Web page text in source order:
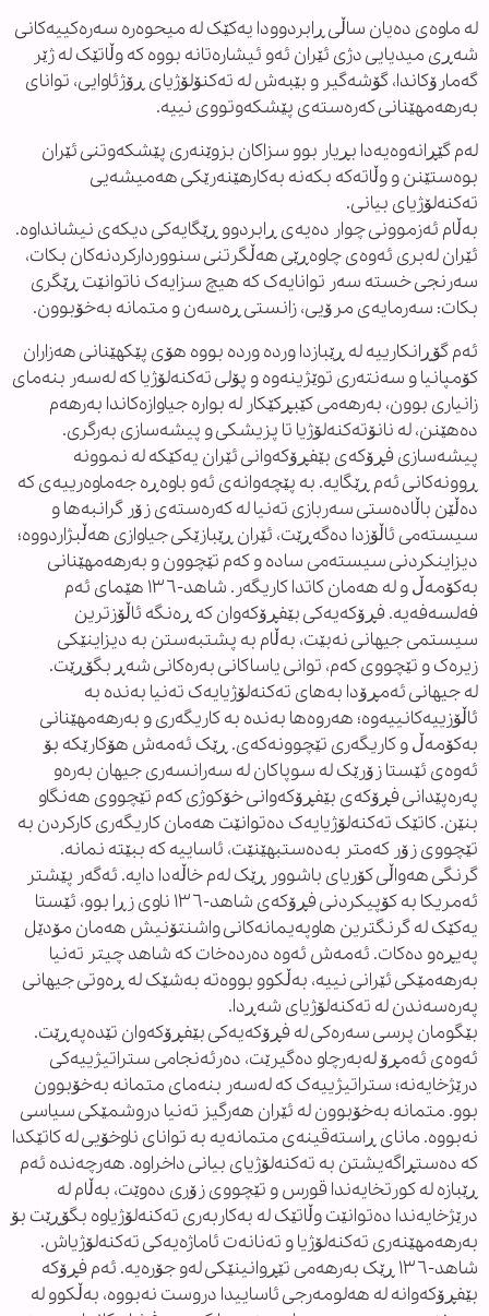
لە ماوەی دەیان ساڵی ڕابردوودا یەکێک لە میحوەرە سەرەکییەکانی
شەڕی میدیایی دژی ئێران ئەو ئیشارەتانە بووە کە وڵاتێک لە ژێر
گەمارۆکاندا، گۆشەگیر و بێبەش لە تەکنۆلۆژیای ڕۆژئاوایی، توانای
بەرهەمهێنانی کەرەستەی پێشکەوتووی نییە.
لەم گێڕانەوەیەدا بڕیار بوو سزاکان بزوێنەری پێشکەوتنی ئێران
بوەستێنن و وڵاتەکە بکەنە بەکارهێنەرێکی هەمیشەیی
تەکنەلۆژیای بیانی.
بەڵام ئەزموونی چوار دەیەی ڕابردوو ڕێگایەکی دیکەی نیشانداوە.
ئێران لەبری ئەوەی چاوەڕێی هەڵگرتنی سنووردارکردنەکان بکات،
سەرنجی خستە سەر توانایەک کە هیچ سزایەک ناتوانێت ڕێگری
بکات: سەرمایەی مرۆیی، زانستی ڕەسەن و متمانە بەخۆبوون.
ئەم گۆڕانکارییە لە ڕێبازدا وردە وردە بووە هۆی پێکهێنانی هەزاران
کۆمپانیا و سەنتەری توێژینەوە و پۆلی تەکنەلۆژیا کە لەسەر بنەمای
زانیاری بوون، بەرهەمی کێبڕکێکار لە بوارە جیاوازەکاندا بەرهەم
دەهێنن، لە نانۆتەکنەلۆژیا تا پزیشکی و پیشەسازی بەرگری.
پیشەسازی فڕۆکەی بێفڕۆکەوانی ئێران یەکێکە لە نموونە
ڕوونەکانی ئەم ڕێگایە. بە پێچەوانەی ئەو باوەڕە جەماوەرییەی کە
دەڵێن باڵادەستی سەربازی تەنیا لە کەرەستەی زۆر گرانبەها و
سیستەمی ئاڵۆزدا دەگەڕێت، ئێران ڕێبازێکی جیاوازی هەڵبژاردووە؛
دیزاینکردنی سیستەمی سادە و کەم تێچوون و بەرهەمهێنانی
بەکۆمەڵ و لە هەمان کاتدا کاریگەر. شاهد-١٣٦ هێمای ئەم
فەلسەفەیە. فڕۆکەیەکی بێفڕۆکەوان کە ڕەنگە ئاڵۆزترین
سیستمی جیهانی نەبێت، بەڵام بە پشتبەستن بە دیزاینێکی
زیرەک و تێچووی کەم، توانی یاساکانی بەرەکانی شەڕ بگۆڕێت.
لە جیهانی ئەمڕۆدا بەهای تەکنەلۆژیایەک تەنیا بەندە بە
ئاڵۆزییەکانییەوە؛ هەروەها بەندە بە کاریگەری و بەرهەمهێنانی
بەکۆمەڵ و کاریگەری تێچوونەکەی. ڕێک ئەمەش هۆکارێکە بۆ
ئەوەی ئێستا زۆرێک لە سوپاکان لە سەرانسەری جیهان بەرەو
پەرەپێدانی فڕۆکەی بێفڕۆکەوانی خۆکوژی کەم تێچووی هەنگاو
بنێن. کاتێک تەکنەلۆژیایەک دەتوانێت هەمان کاریگەری کارکردن بە
تێچووی زۆر کەمتر بەدەستبهێنێت، ئاساییە کە ببێتە نمانە.
گرنگی هەواڵی کۆریای باشوور ڕێک لەم خاڵەدا دایە. ئەگەر پێشتر
ئەمریکا بە کۆپیکردنی فڕۆکەی شاهد-١٣٦ ناوی زڕا بوو، ئێستا
یەکێک لە گرنگترین هاوپەیمانەکانی واشنتۆنیش هەمان مۆدێل
پەیڕەو دەکات. ئەمەش ئەوە دەردەخات کە شاهد چیتر تەنیا
بەرهەمێکی ئێرانی نییە، بەڵکوو بووەتە بەشێک لە ڕەوتی جیهانی
پەرەسەندن لە تەکنەلۆژیای شەڕدا.
بێگومان پرسی سەرەکی لە فڕۆکەیەکی بێفڕۆکەوان تێدەپەڕێت.
ئەوەی ئەمڕۆ لەبەرچاو دەگیرێت، دەرئەنجامی ستراتیژییەکی
درێژخایەنە؛ ستراتیژییەک کە لەسەر بنەمای متمانە بەخۆبوون
بوو. متمانە بەخۆبوون لە ئێران هەرگیز تەنیا دروشمێکی سیاسی
نەبووە. مانای ڕاستەقینەی متمانەیە بە توانای ناوخۆیی لە کاتێکدا
کە دەستڕاگەیشتن بە تەکنەلۆژیای بیانی داخراوە. هەرچەندە ئەم
ڕێبازە لە کورتخایەندا قورس و تێچووی زۆری دەوێت، بەڵام لە
درێژخایەندا دەتوانێت وڵاتێک لە بەکاربەری تەکنەلۆژیاوە بگۆڕێت بۆ
بەرهەمهێنەری تەکنەلۆژیا و تەنانەت ئاماژەیەکی تەکنەلۆژیاش.
شاهد-١٣٦ ڕێک بەرهەمی تێڕوانینێکی لەو جۆرەیە. ئەم فڕۆکە
بێفڕۆکەوانە لە هەلومەرجی ئاساییدا دروست نەبووە، بەڵکوو لە